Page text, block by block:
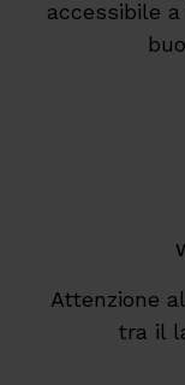
accessibile
Attenzione al
tra il